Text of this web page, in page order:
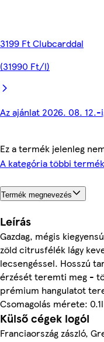
3199 Ft Clubcarddal
(31990 Ft/l)
Az ajánlat 2026. 08. 12.-
Ez a termék jelenleg
A kategória többi
Termék megnevezés
Leírás
Gazdag, mégis
zöld citrusfélék lágy
lecsengéssel. Hosszú
érzését teremti meg -
prémium hangulatot
Csomagolás mérete: 0.1l
Külső cégek logói
Franciaország zászló,